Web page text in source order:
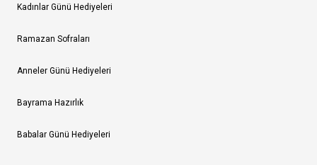
Kadınlar Günü Hediyeleri
Ramazan Sofraları
Anneler Günü Hediyeleri
Bayrama Hazırlık
Babalar Günü Hediyeleri